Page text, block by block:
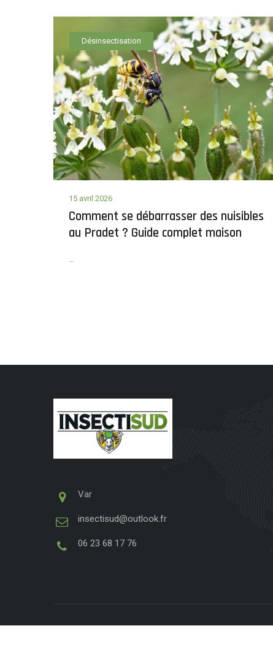
Désinsectisation
15 avril 2026
Comment se débarrasser des nuisibles
au Pradet ? Guide complet maison
...
Var
insectisud@outlook.fr
06 23 68 17 76